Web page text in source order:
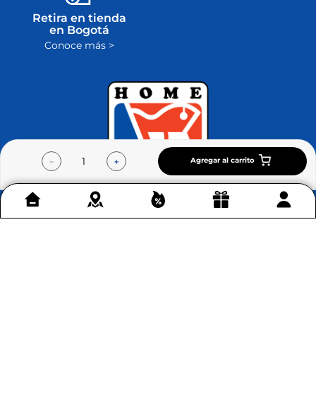
＋
－ Agregar al carrito
Retira en tienda
en Bogotá
Conoce más >